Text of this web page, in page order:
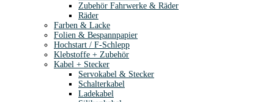
Zubehör Fahrwerke & Räder
Räder
Farben & Lacke
Folien & Bespannpapier
Hochstart / F-Schlepp
Klebstoffe + Zubehör
Kabel + Stecker
Servokabel & Stecker
Schalterkabel
Ladekabel